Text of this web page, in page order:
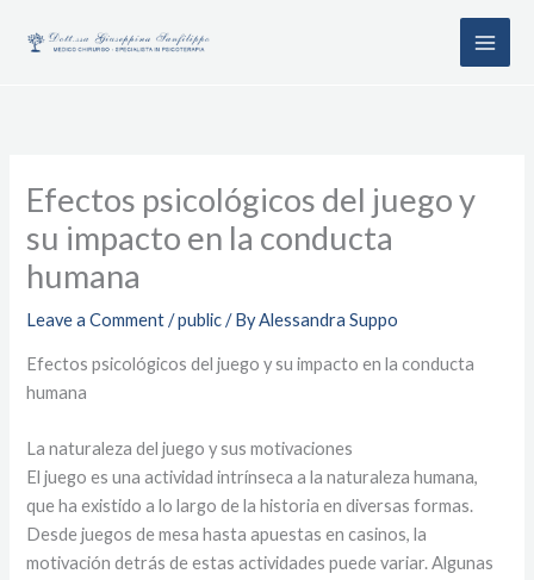
Efectos psicológicos del juego y
su impacto en la conducta
humana
Leave a Comment /public/ ByAlessandra Suppo
Efectos psicológicos del juego y su impacto en la conducta
humana
La naturaleza del juego y sus motivaciones
El juego es una actividad intrínseca a la naturaleza humana,
que ha existido a lo largo de la historia en diversas formas.
Desde juegos de mesa hasta apuestas en casinos, la
motivación detrás de estas actividades puede variar. Algunas